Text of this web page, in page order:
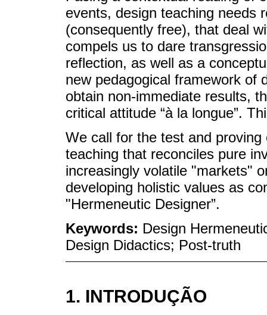
events, design teaching needs
(consequently free), that deal
compels us to dare
reflection, as well as a
new pedagogical framework of
obtain non-immediate results,
critical attitude “à la longue”.
We call for the test and
teaching that reconciles pure
increasingly volatile "markets"
developing holistic values as
"Hermeneutic Designer”.
Keywords: Design
Design Didactics; Post-truth
1. INTRODUÇÃO